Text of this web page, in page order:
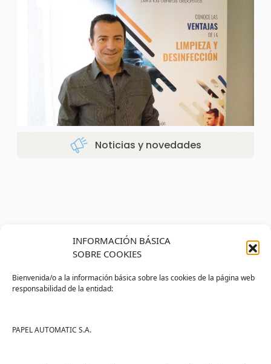
INFORMACIÓN BÁSICA
SOBRE COOKIES
Bienvenida/o a la información básica sobre las cookies de la página web
responsabilidad de la entidad:
PAPEL AUTOMATIC S.A.
Noticias y novedades
Suscríbete al blog
Suscríbete para recibir noticias exclusivas y ofertas.